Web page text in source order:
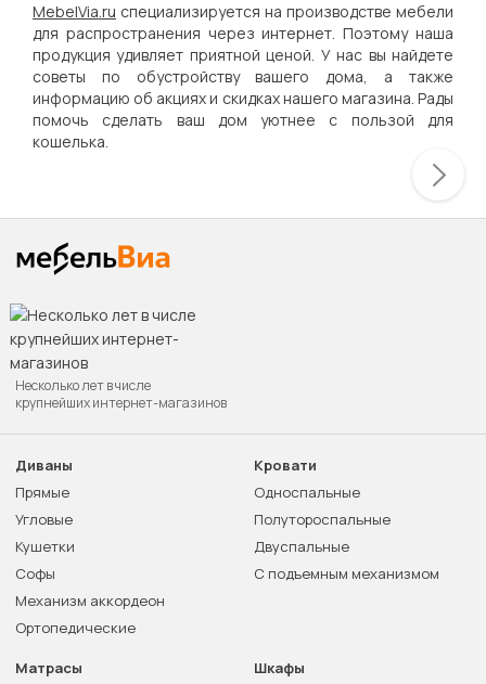
MebelVia.ru специализируется на производстве мебели
для распространения через интернет. Поэтому наша
продукция удивляет приятной ценой. У нас вы найдете
советы по обустройству вашего дома, а также
информацию об акциях и скидках нашего магазина. Рады
помочь сделать ваш дом уютнее с пользой для
кошелька.
Несколько лет в числе
крупнейших интернет-магазинов
Диваны
Прямые
Угловые
Кушетки
Софы
Механизм аккордеон
Ортопедические
Кровати
Односпальные
Полутороспальные
Двуспальные
С подъемным механизмом
Матрасы
Шкафы